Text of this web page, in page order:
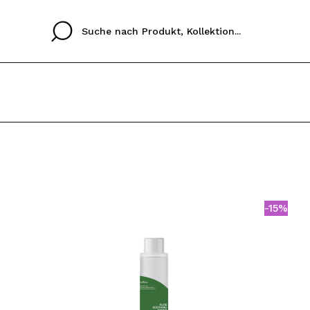
ICH
Durch die Erstellung
Einkäufe schnell
ESPAÑOL
-15%